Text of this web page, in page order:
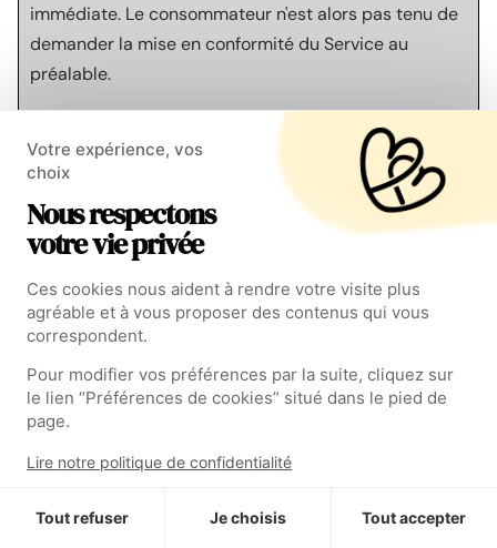
immédiate. Le consommateur n'est alors pas tenu de
demander la mise en conformité du Service au
préalable.
Dans les cas où le défaut de conformité est mineur, le
consommateur n'a droit à l'annulation du contrat que
si le contrat ne prévoit pas le paiement d'un prix.
Toute période d'indisponibilité du Service en vue de
sa remise en conformité suspend la garantie qui
restait à courir jusqu'à la fourniture du Service de
nouveau conforme.
Ces droits résultent de l'application des articles L.
224-25-1 à L. 224-25-31 du code de la
consommation.
Le professionnel qui fait obstacle de mauvaise foi à la
encourt une amende civile d'un montant maximal de
Votre expérience, vos
choix
Nous respectons
votre vie privée
Ces cookies nous aident à rendre votre visite plus
agréable et à vous proposer des contenus qui vous
correspondent.
Pour modifier vos préférences par la suite, cliquez sur
le lien “Préférences de cookies” situé dans le pied de
page.
Lire notre politique de confidentialité
Tout refuser Je choisis Tout accepter